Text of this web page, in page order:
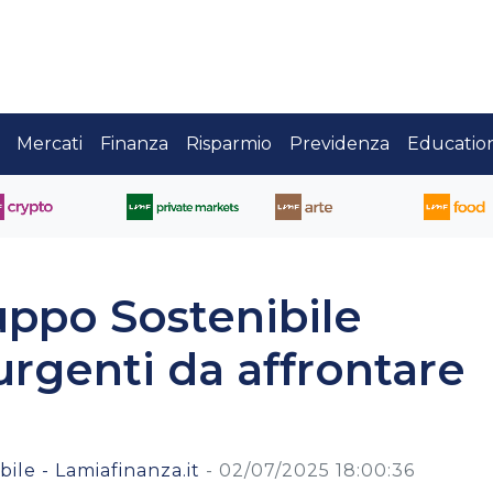
Mercati Finanza Risparmio Previdenza
Sostenibile
da affrontare
- Lamiafinanza.it - 02/07/2025 18:00:36